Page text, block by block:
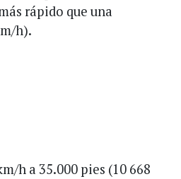
rápido que una
h).
h a 35.000 pies (10 668